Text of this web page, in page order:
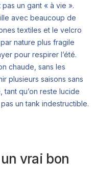
un gant « à vie ».
avec beaucoup de
textiles et le velcro
nature plus fragile
pour respirer l’été.
chaude, sans les
plusieurs saisons sans
qu’on reste lucide
un tank indestructible.
vrai bon